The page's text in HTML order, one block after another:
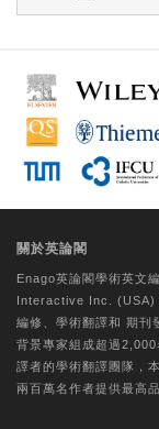
關於英論閣
Enago英論閣學術英文
Interactive Inc. (USA)
編修
學術翻譯和 期刊
背景專家組成超過2,000
譯者的學術翻譯團隊 ，
兩百萬名作者提供最高